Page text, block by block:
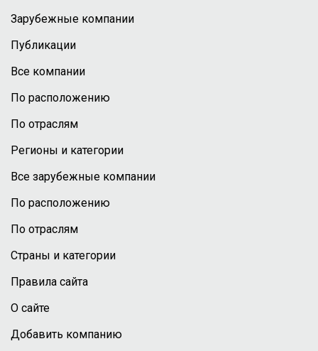
Зарубежные компании
Публикации
Все компании
По расположению
По отраслям
Регионы и категории
Все зарубежные компании
По расположению
По отраслям
Страны и категории
Правила сайта
О сайте
Добавить компанию